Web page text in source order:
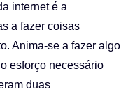
internet é a
a fazer coisas
Anima-se a fazer algo
esforço necessário
duas